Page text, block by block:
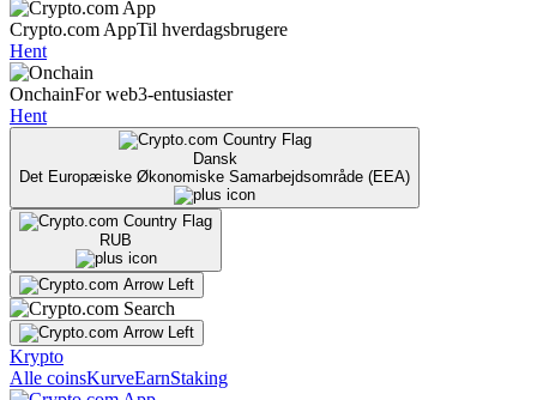
Crypto.com AppTil hverdagsbrugere
Hent
OnchainFor web3-entusiaster
Hent
Dansk
Det Europæiske Økonomiske Samarbejdsområde (EEA)
RUB
Krypto
Alle coinsKurveEarnStaking